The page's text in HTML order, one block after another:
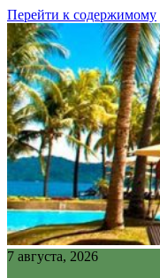
Перейти к содержимому
7 августа, 2026